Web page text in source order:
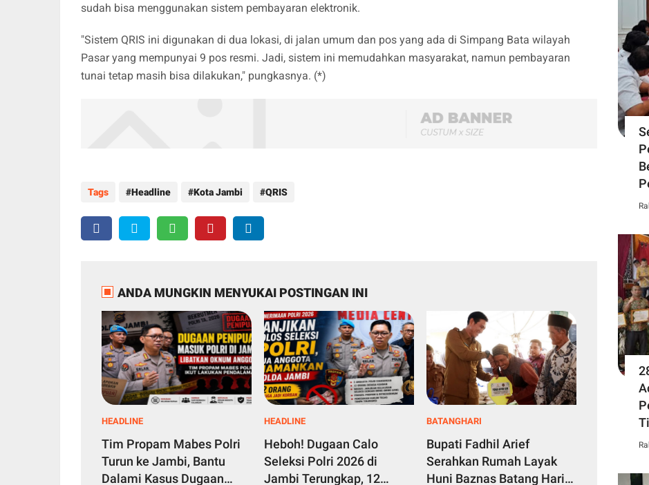
sudah bisa menggunakan sistem pembayaran elektronik.
"Sistem QRIS ini digunakan di dua lokasi, di jalan umum dan pos yang ada di Simpang Bata wilayah
Pasar yang mempunyai 9 pos resmi. Jadi, sistem ini memudahkan masyarakat, namun pembayaran
tunai tetap masih bisa dilakukan," pungkasnya. (*)
Tags Headline Kota Jambi QRIS
ANDA MUNGKIN MENYUKAI POSTINGAN INI
HEADLINE
Tim Propam Mabes Polri
Turun ke Jambi, Bantu
Dalami Kasus Dugaan
HEADLINE
Heboh! Dugaan Calo
Seleksi Polri 2026 di
Jambi Terungkap, 12
BATANGHARI
Bupati Fadhil Arief
Serahkan Rumah Layak
Huni Baznas Batang Hari